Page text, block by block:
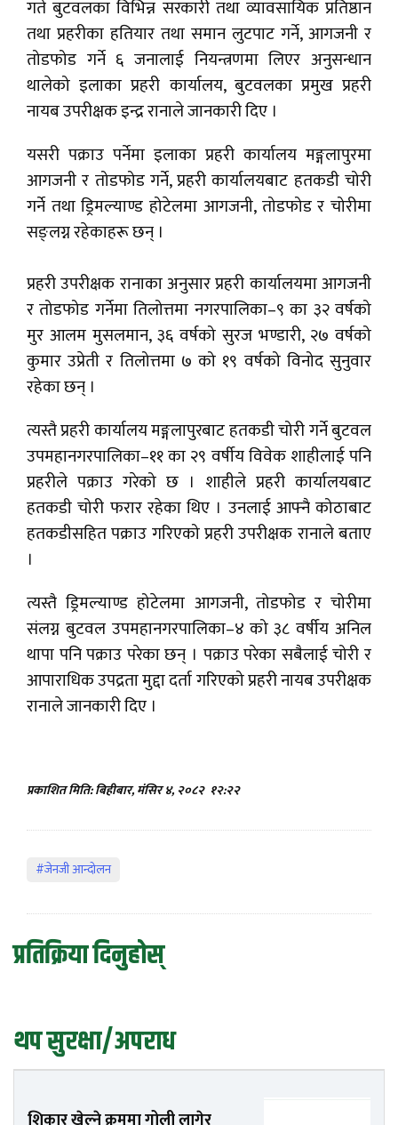
गते बुटवलका विभिन्न सरकारी तथा व्यावसायिक प्रतिष्ठान
तथा प्रहरीका हतियार तथा समान लुटपाट गर्ने, आगजनी र
तोडफोड गर्ने ६ जनालाई नियन्त्रणमा लिएर अनुसन्धान
थालेको इलाका प्रहरी कार्यालय, बुटवलका प्रमुख प्रहरी
नायब उपरीक्षक इन्द्र रानाले जानकारी दिए ।
यसरी पक्राउ पर्नेमा इलाका प्रहरी कार्यालय मङ्गलापुरमा
आगजनी र तोडफोड गर्ने, प्रहरी कार्यालयबाट हतकडी चोरी
गर्ने तथा ड्रिमल्याण्ड होटेलमा आगजनी, तोडफोड र चोरीमा
सङ्लग्न रहेकाहरू छन् ।
प्रहरी उपरीक्षक रानाका अनुसार प्रहरी कार्यालयमा आगजनी
र तोडफोड गर्नेमा तिलोत्तमा नगरपालिका–९ का ३२ वर्षको
मुर आलम मुसलमान, ३६ वर्षको सुरज भण्डारी, २७ वर्षको
कुमार उप्रेती र तिलोत्तमा ७ को १९ वर्षको विनोद सुनुवार
रहेका छन् ।
त्यस्तै प्रहरी कार्यालय मङ्गलापुरबाट हतकडी चोरी गर्ने बुटवल
उपमहानगरपालिका–११ का २९ वर्षीय विवेक शाहीलाई पनि
प्रहरीले पक्राउ गरेको छ । शाहीले प्रहरी कार्यालयबाट
हतकडी चोरी फरार रहेका थिए । उनलाई आफ्नै कोठाबाट
हतकडीसहित पक्राउ गरिएको प्रहरी उपरीक्षक रानाले बताए
।
त्यस्तै ड्रिमल्याण्ड होटेलमा आगजनी, तोडफोड र चोरीमा
संलग्न बुटवल उपमहानगरपालिका–४ को ३८ वर्षीय अनिल
थापा पनि पक्राउ परेका छन् । पक्राउ परेका सबैलाई चोरी र
आपाराधिक उपद्रता मुद्दा दर्ता गरिएको प्रहरी नायब उपरीक्षक
रानाले जानकारी दिए ।
प्रकाशित मिति: बिहीबार, मंसिर ४, २०८२ १२:२२
#जेनजी आन्दोलन
प्रतिक्रिया दिनुहोस्
थप सुरक्षा/अपराध